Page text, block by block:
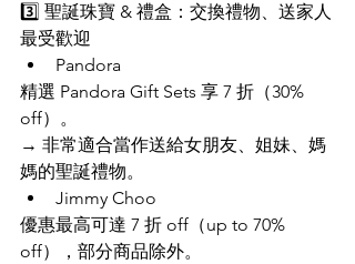
3️⃣ 聖誕珠寶 & 禮盒：交換禮物、送家人
最受歡迎
Pandora
精選 Pandora Gift Sets 享 7 折（30%
off）。
→ 非常適合當作送給女朋友、姐妹、媽
媽的聖誕禮物。
Jimmy Choo
優惠最高可達 7 折 off（up to 70%
off），部分商品除外。